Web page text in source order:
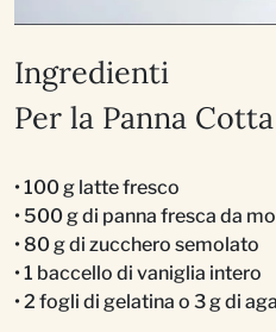
Ingredienti
Per la Panna Cotta
• 100 g latte fresco
• 500 g di panna fresca da
• 80 g di zucchero semolato
• 1 baccello di vaniglia intero
• 2 fogli di gelatina o 3 g di